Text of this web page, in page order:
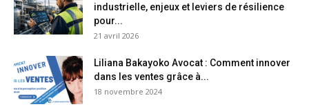
industrielle, enjeux et leviers de résilience
pour...
21 avril 2026
Liliana Bakayoko Avocat : Comment innover
dans les ventes grâce à...
18 novembre 2024